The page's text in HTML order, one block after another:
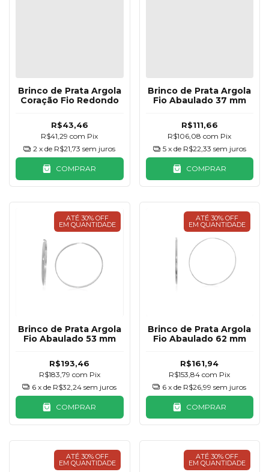
Brinco de Prata Argola
Coração Fio Redondo
R$43,46
R$41,29com Pix
2 x de R$21,73 sem juros
COMPRAR
Brinco de Prata Argola
Fio Abaulado 37 mm
R$111,66
R$106,08com Pix
5 x de R$22,33 sem juros
COMPRAR
ATÉ 30% OFF
EM QUANTIDADE
Brinco de Prata Argola
Fio Abaulado 53 mm
R$193,46
R$183,79 com Pix
6 x de R$32,24 sem juros
COMPRAR
ATÉ 30% OFF
EM QUANTIDADE
Brinco de Prata Argola
Fio Abaulado 62 mm
R$161,94
R$153,84com Pix
6 x de R$26,99 sem juros
COMPRAR
ATÉ 30% OFF
EM QUANTIDADE
ATÉ 30% OFF
EM QUANTIDADE